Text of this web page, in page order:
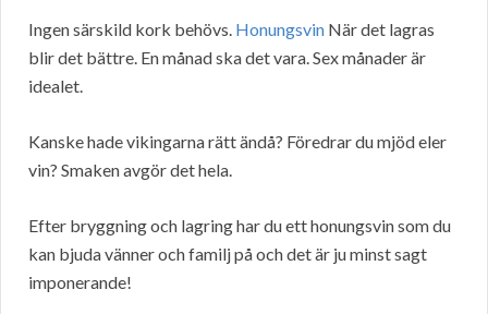
Ingen särskild kork behövs. Honungsvin När det lagras
blir det bättre. En månad ska det vara. Sex månader är
idealet.
Kanske hade vikingarna rätt ändå? Föredrar du mjöd eler
vin? Smaken avgör det hela.
Efter bryggning och lagring har du ett honungsvin som du
kan bjuda vänner och familj på och det är ju minst sagt
imponerande!